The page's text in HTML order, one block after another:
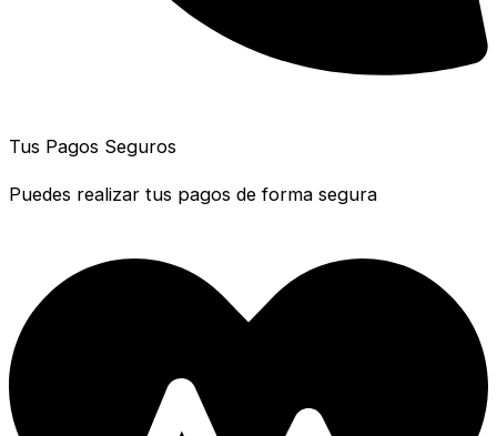
Tus Pagos Seguros
Puedes realizar tus pagos de forma segura